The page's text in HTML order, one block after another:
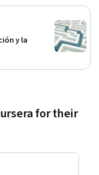
y la
for their